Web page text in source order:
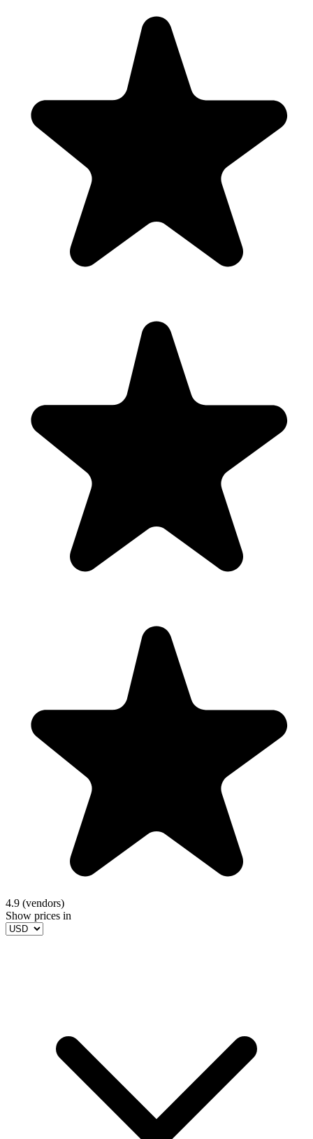
4.9 (vendors)
Show prices in